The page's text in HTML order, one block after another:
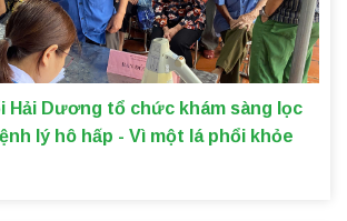
Hải Dương tổ chức khám sàng lọc
lý hô hấp - Vì một lá phổi khỏe